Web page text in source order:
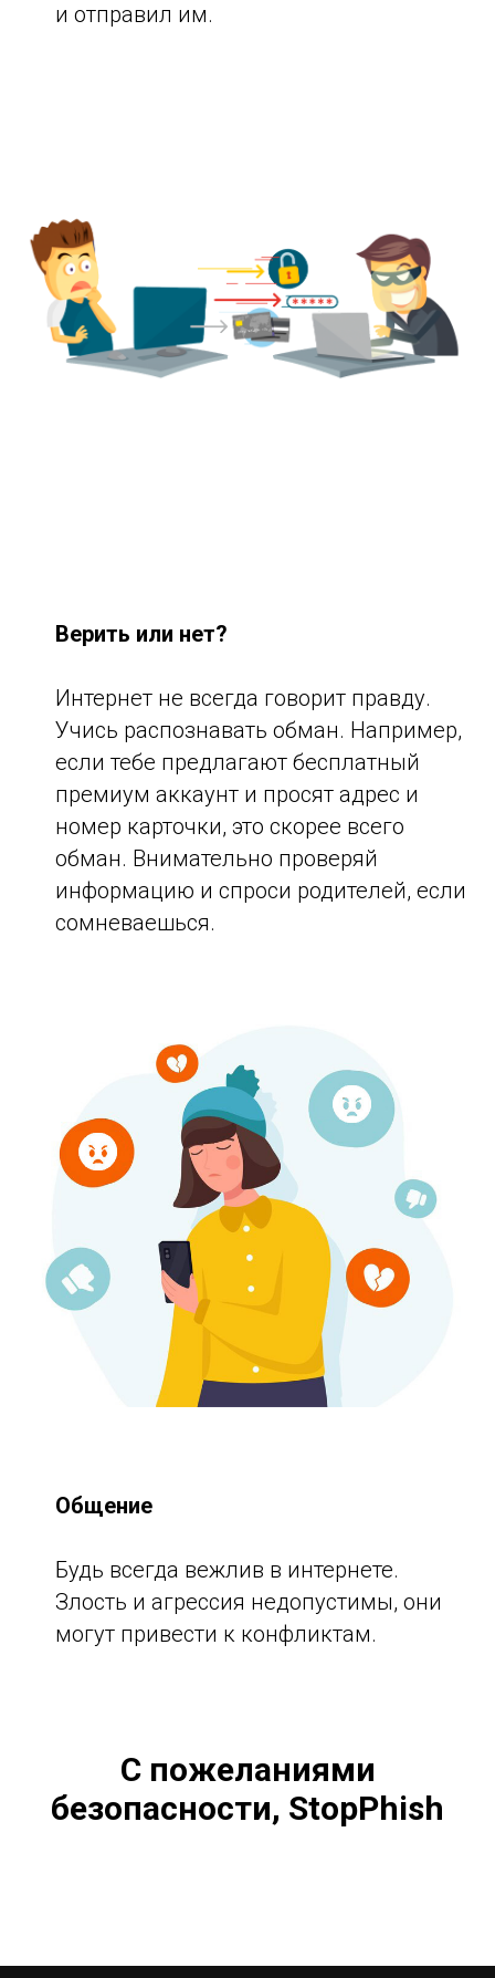
и отправил им.
Верить или нет?
Интернет не всегда говорит правду.
Учись распознавать обман. Например,
если тебе предлагают бесплатный
премиум аккаунт и просят адрес и
номер карточки, это скорее всего
обман. Внимательно проверяй
информацию и спроси родителей, если
сомневаешься.
Общение
Будь всегда вежлив в интернете.
Злость и агрессия недопустимы, они
могут привести к конфликтам.
С пожеланиями
безопасности, StopPhish